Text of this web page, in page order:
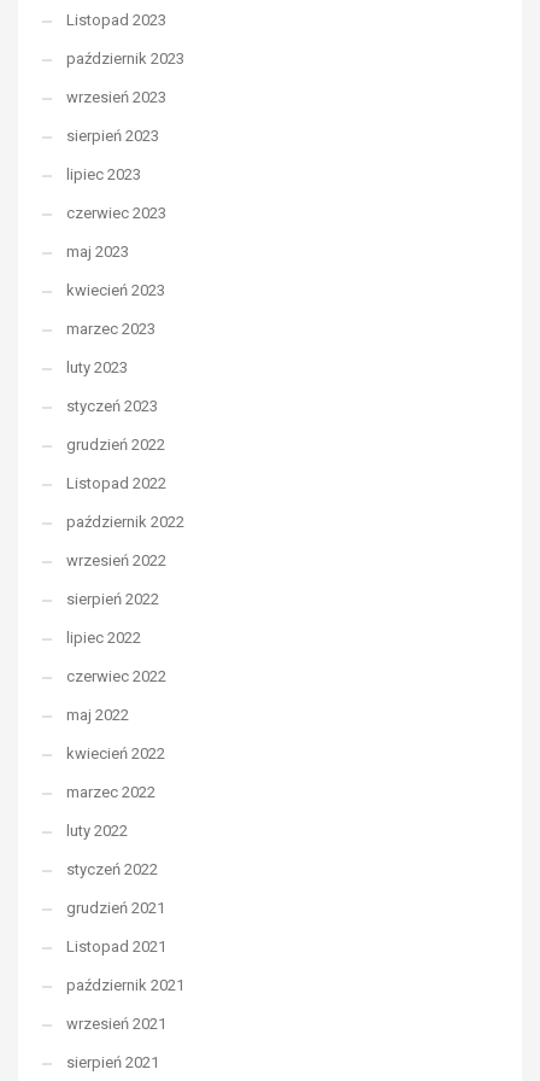
Listopad 2023
październik 2023
wrzesień 2023
sierpień 2023
lipiec 2023
czerwiec 2023
maj 2023
kwiecień 2023
marzec 2023
luty 2023
styczeń 2023
grudzień 2022
Listopad 2022
październik 2022
wrzesień 2022
sierpień 2022
lipiec 2022
czerwiec 2022
maj 2022
kwiecień 2022
marzec 2022
luty 2022
styczeń 2022
grudzień 2021
Listopad 2021
październik 2021
wrzesień 2021
sierpień 2021